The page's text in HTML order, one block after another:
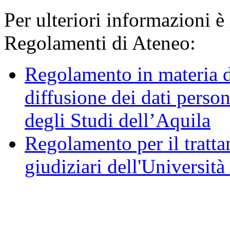
Per ulteriori informazioni è
Regolamenti di Ateneo:
Regolamento in materia
diffusione dei dati
degli Studi dell’Aquila
Regolamento per il
giudiziari